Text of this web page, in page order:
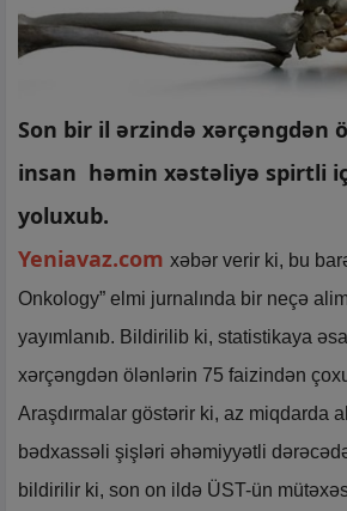
Son bir il ərzində xərçəngdən
insan həmin xəstəliyə spirtli
yoluxub.
Yeniavaz.com xəbər verir ki, bu
Onkology” elmi jurnalında bir neçə
yayımlanıb. Bildirilib ki, statistikaya
xərçəngdən ölənlərin 75 faizindən
Araşdırmalar göstərir ki, az miqdarda
bədxassəli şişləri əhəmiyyətli
bildirilir ki, son on ildə ÜST-ün